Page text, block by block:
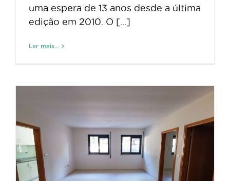
uma espera de 13 anos desde a última
edição em 2010. O [...]
Ler mais...